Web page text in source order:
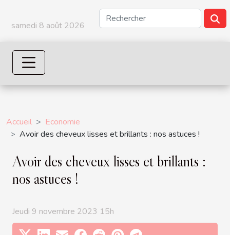
samedi 8 août 2026
Accueil
Economie
Avoir des cheveux lisses et brillants : nos astuces !
Avoir des cheveux lisses et brillants :
nos astuces !
Jeudi 9 novembre 2023 15h